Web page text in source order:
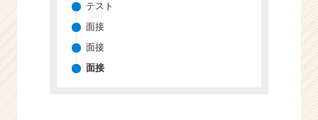
テスト
面接
面接
面接